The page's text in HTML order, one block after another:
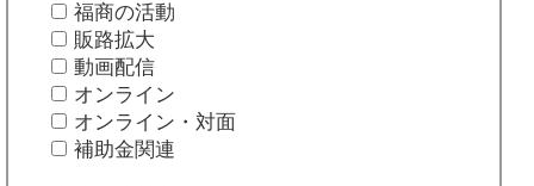
福商の活動
販路拡大
動画配信
オンライン
オンライン・対面
補助金関連